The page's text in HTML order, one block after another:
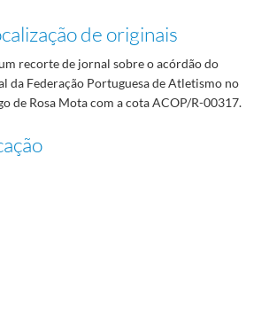
de originais
recorte de jornal sobre o acórdão do
da Federação Portuguesa de Atletismo no
de Rosa Mota com a cota ACOP/R-00317.